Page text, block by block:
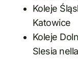
Koleje
Katowice
Koleje
Slesia